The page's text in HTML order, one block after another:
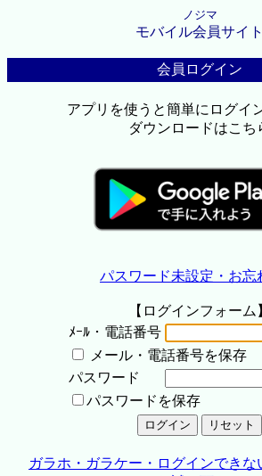
ノジマ
モバイル会員サイト
会員ログイン
アプリを使うと簡単にログイ
ダウンロードはこち
パスワード未設定・お忘
【ログインフォーム
ﾒｰﾙ・電話番号
メール・電話番号を保存
パスワード
パスワードを保存
ガラホ・ガラケー・ログインできな